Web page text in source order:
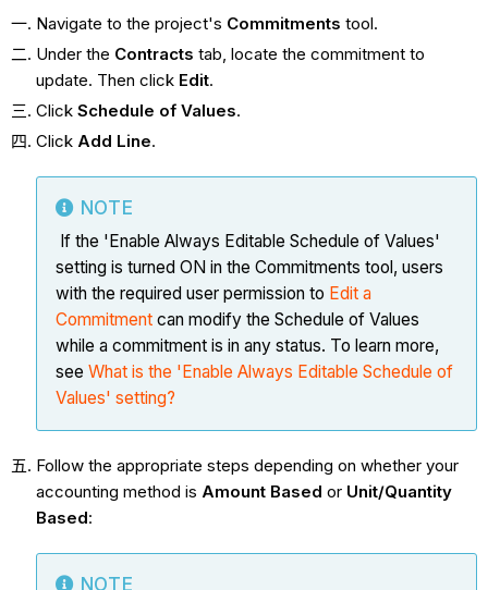
Navigate to the project's Commitments tool.
Under the Contracts tab, locate the commitment to
update. Then click Edit.
Click Schedule of Values.
Click Add Line.
NOTE
If the 'Enable Always Editable Schedule of Values'
setting is turned ON in the Commitments tool, users
with the required user permission to Edit a
Commitmentcan modify the Schedule of Values
while a commitment is in any status. To learn more,
see What is the 'Enable Always Editable Schedule of
Values' setting?
Follow the appropriate steps depending on whether your
accounting method is Amount Based or Unit/Quantity
Based:
NOTE